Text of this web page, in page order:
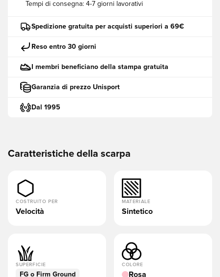
Tempi di consegna: 4-7 giorni lavorativi
Spedizione gratuita per acquisti superiori a 69€
Reso entro 30 giorni
I membri beneficiano della stampa gratuita
Garanzia di prezzo Unisport
Dal 1995
Caratteristiche della scarpa
COSTRUITO PER
Velocità
MATERIALE
Sintetico
SUPERFICIE
FG o Firm Ground
COLORE
Rosa